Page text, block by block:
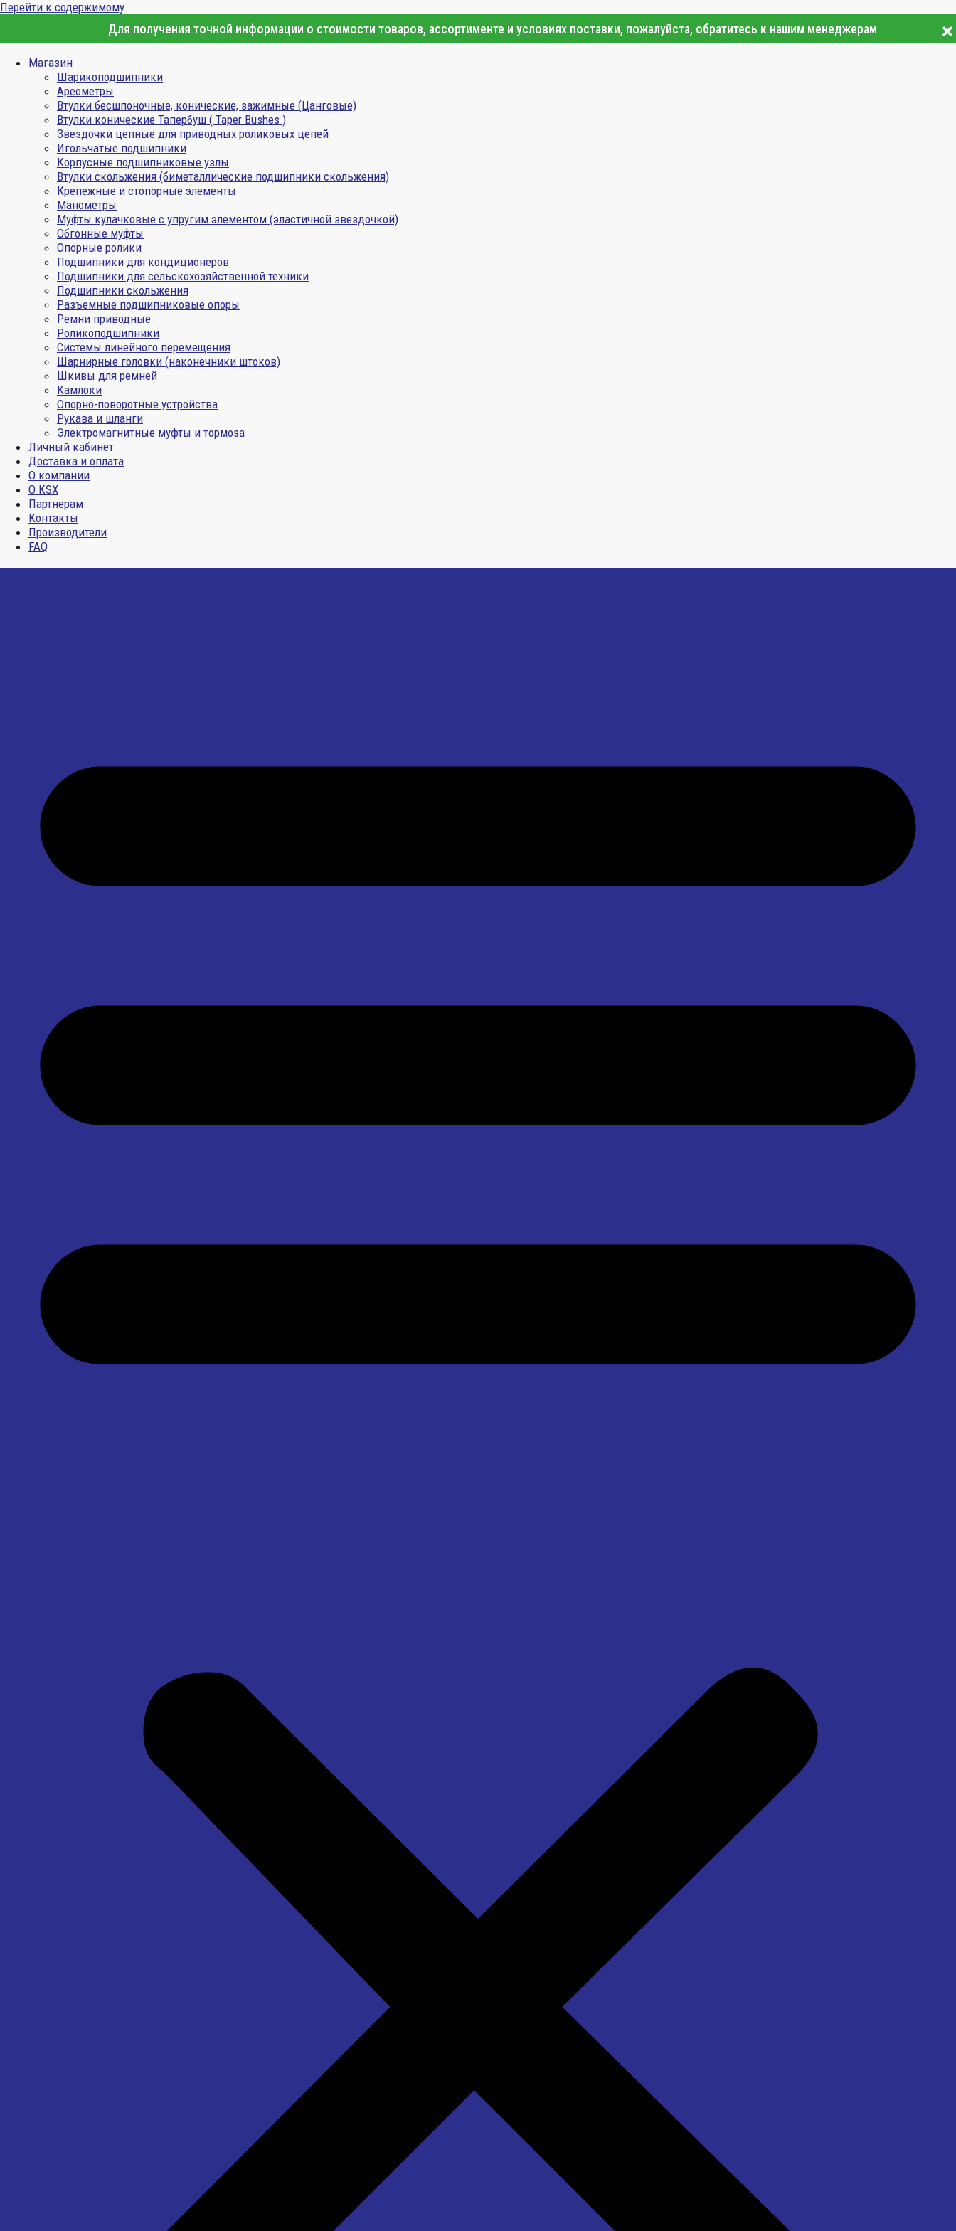
Перейти к содержимому
Для получения точной информации о стоимости товаров, ассортименте и условиях поставки, пожалуйста, обратитесь к нашим менеджерам
Магазин
Шарикоподшипники
Ареометры
Втулки бесшпоночные, конические, зажимные (Цанговые)
Втулки конические Тапербуш ( Taper Bushes )
Звездочки цепные для приводных роликовых цепей
Игольчатые подшипники
Корпусные подшипниковые узлы
Втулки скольжения (биметаллические подшипники скольжения)
Крепежные и стопорные элементы
Манометры
Муфты кулачковые с упругим элементом (эластичной звездочкой)
Обгонные муфты
Опорные ролики
Подшипники для кондиционеров
Подшипники для сельскохозяйственной техники
Подшипники скольжения
Разъемные подшипниковые опоры
Ремни приводные
Роликоподшипники
Системы линейного перемещения
Шарнирные головки (наконечники штоков)
Шкивы для ремней
Камлоки
Опорно-поворотные устройства
Рукава и шланги
Электромагнитные муфты и тормоза
Личный кабинет
Доставка и оплата
О компании
О KSX
Партнерам
Контакты
Производители
FAQ